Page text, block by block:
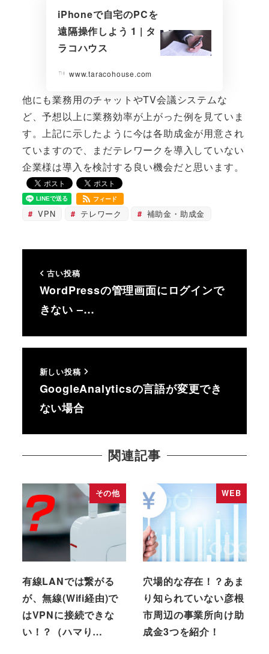
iPhoneで自宅のPCを
遠隔操作しよう 1 | タ
ラコハウス
www.taracohouse.com
他にも業務用のチャットやTV会議システムな
ど、予想以上に業務効率が上がった例を見ていま
す。上記に示したように今は各助成金が用意され
ていますので、まだテレワークを導入していない
企業様は導入を検討する良い機会だと思います。
フィード
VPN テレワーク 補助金・助成金
古い投稿
WordPressの管理画面にログインで
きない –…
新しい投稿
GoogleAnalyticsの言語が変更でき
ない場合
関連記事
その他
有線LANでは繋がる
が、無線(Wifi経由)で
はVPNに接続できな
い！？（ハマり…
WEB
穴場的な存在！？あま
り知られていない彦根
市周辺の事業所向け助
成金3つを紹介！